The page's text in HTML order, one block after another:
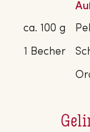
ca. 100 g
1 Becher